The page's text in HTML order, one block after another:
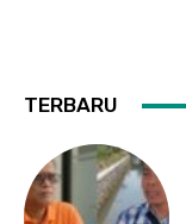
TERBARU